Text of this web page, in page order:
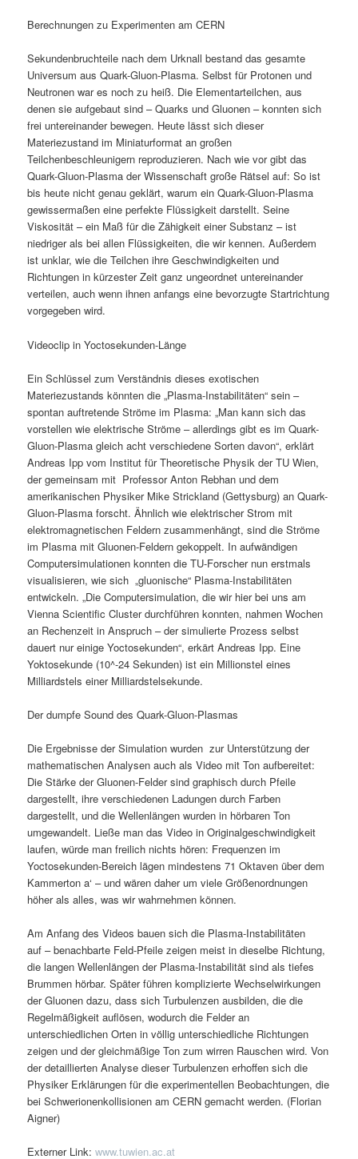
Berechnungen zu Experimenten am CERN
Sekundenbruchteile nach dem Urknall bestand das gesamte
Universum aus Quark-Gluon-Plasma. Selbst für Protonen und
Neutronen war es noch zu heiß. Die Elementarteilchen, aus
denen sie aufgebaut sind – Quarks und Gluonen – konnten sich
frei untereinander bewegen. Heute lässt sich dieser
Materiezustand im Miniaturformat an großen
Teilchenbeschleunigern reproduzieren. Nach wie vor gibt das
Quark-Gluon-Plasma der Wissenschaft große Rätsel auf: So ist
bis heute nicht genau geklärt, warum ein Quark-Gluon-Plasma
gewissermaßen eine perfekte Flüssigkeit darstellt. Seine
Viskosität – ein Maß für die Zähigkeit einer Substanz – ist
niedriger als bei allen Flüssigkeiten, die wir kennen. Außerdem
ist unklar, wie die Teilchen ihre Geschwindigkeiten und
Richtungen in kürzester Zeit ganz ungeordnet untereinander
verteilen, auch wenn ihnen anfangs eine bevorzugte Startrichtung
vorgegeben wird.
Videoclip in Yoctosekunden-Länge
Ein Schlüssel zum Verständnis dieses exotischen
Materiezustands könnten die „Plasma-Instabilitäten“ sein –
spontan auftretende Ströme im Plasma: „Man kann sich das
vorstellen wie elektrische Ströme – allerdings gibt es im Quark-
Gluon-Plasma gleich acht verschiedene Sorten davon“, erklärt
Andreas Ipp vom Institut für Theoretische Physik der TU Wien,
der gemeinsam mit Professor Anton Rebhan und dem
amerikanischen Physiker Mike Strickland (Gettysburg) an Quark-
Gluon-Plasma forscht. Ähnlich wie elektrischer Strom mit
elektromagnetischen Feldern zusammenhängt, sind die Ströme
im Plasma mit Gluonen-Feldern gekoppelt. In aufwändigen
Computersimulationen konnten die TU-Forscher nun erstmals
visualisieren, wie sich „gluonische“ Plasma-Instabilitäten
entwickeln. „Die Computersimulation, die wir hier bei uns am
Vienna Scientific Cluster durchführen konnten, nahmen Wochen
an Rechenzeit in Anspruch – der simulierte Prozess selbst
dauert nur einige Yoctosekunden“, erkärt Andreas Ipp. Eine
Yoktosekunde (10^-24 Sekunden) ist ein Millionstel eines
Milliardstels einer Milliardstelsekunde.
Der dumpfe Sound des Quark-Gluon-Plasmas
Die Ergebnisse der Simulation wurden zur Unterstützung der
mathematischen Analysen auch als Video mit Ton aufbereitet:
Die Stärke der Gluonen-Felder sind graphisch durch Pfeile
dargestellt, ihre verschiedenen Ladungen durch Farben
dargestellt, und die Wellenlängen wurden in hörbaren Ton
umgewandelt. Ließe man das Video in Originalgeschwindigkeit
laufen, würde man freilich nichts hören: Frequenzen im
Yoctosekunden-Bereich lägen mindestens 71 Oktaven über dem
Kammerton a‘ – und wären daher um viele Größenordnungen
höher als alles, was wir wahrnehmen können.
Am Anfang des Videos bauen sich die Plasma-Instabilitäten
auf – benachbarte Feld-Pfeile zeigen meist in dieselbe Richtung,
die langen Wellenlängen der Plasma-Instabilität sind als tiefes
Brummen hörbar. Später führen komplizierte Wechselwirkungen
der Gluonen dazu, dass sich Turbulenzen ausbilden, die die
Regelmäßigkeit auflösen, wodurch die Felder an
unterschiedlichen Orten in völlig unterschiedliche Richtungen
zeigen und der gleichmäßige Ton zum wirren Rauschen wird. Von
der detaillierten Analyse dieser Turbulenzen erhoffen sich die
Physiker Erklärungen für die experimentellen Beobachtungen, die
bei Schwerionenkollisionen am CERN gemacht werden. (Florian
Aigner)
Externer Link:www.tuwien.ac.at